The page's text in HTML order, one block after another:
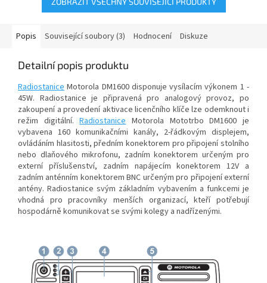
Popis Související soubory (3) Hodnocení Diskuze
Detailní popis produktu
Radiostanice Motorola DM1600 disponuje vysílacím výkonem 1 -
45W. Radiostanice je připravená pro analogový provoz, po
zakoupení a provedení aktivace licenčního klíče lze odemknout i
režim digitální.Radiostanice Motorola Mototrbo DM1600 je
vybavena 160 komunikačními kanály, 2-řádkovým displejem,
ovládáním hlasitosti, předním konektorem pro připojení stolního
nebo dlaňového mikrofonu, zadním konektorem určeným pro
externí příslušenství, zadním napájecím konektorem 12V a
zadním anténním konektorem BNC určeným pro připojení externí
antény. Radiostanice svým základním vybavením a funkcemi je
vhodná pro pracovníky menších organizací, kteří potřebují
hospodárně komunikovat se svými kolegy a nadřízenými.